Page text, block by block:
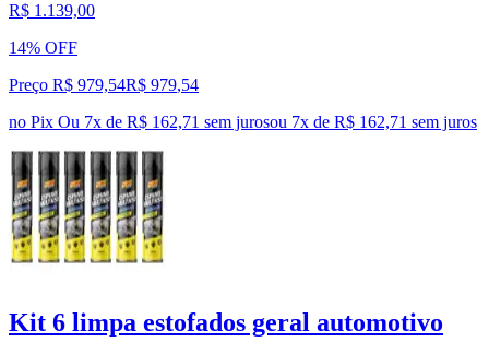
R$ 1.139,00
14% OFF
Preço R$ 979,54R$ 979,54
no Pix Ou 7x de R$ 162,71 sem jurosou 7x de R$ 162,71 sem juros
Kit 6 limpa estofados geral automotivo